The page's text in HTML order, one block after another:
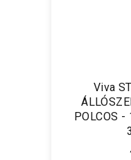
Viva
POLCOS